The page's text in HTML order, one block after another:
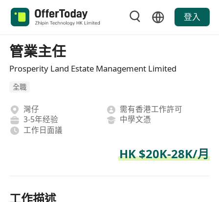
登入
管業主任
Prosperity Land Estate Management Limited
全職
灣仔
需有香港工作許可
3-5年经验
中學文憑
工作日面議
HK $20K-28K/月
工作描述